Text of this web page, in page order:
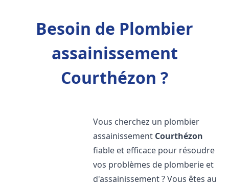
Besoin de Plombier
assainissement
Courthézon ?
Vous cherchez un plombier
assainissement Courthézon
fiable et efficace pour résoudre
vos problèmes de plomberie et
d'assainissement ? Vous êtes au